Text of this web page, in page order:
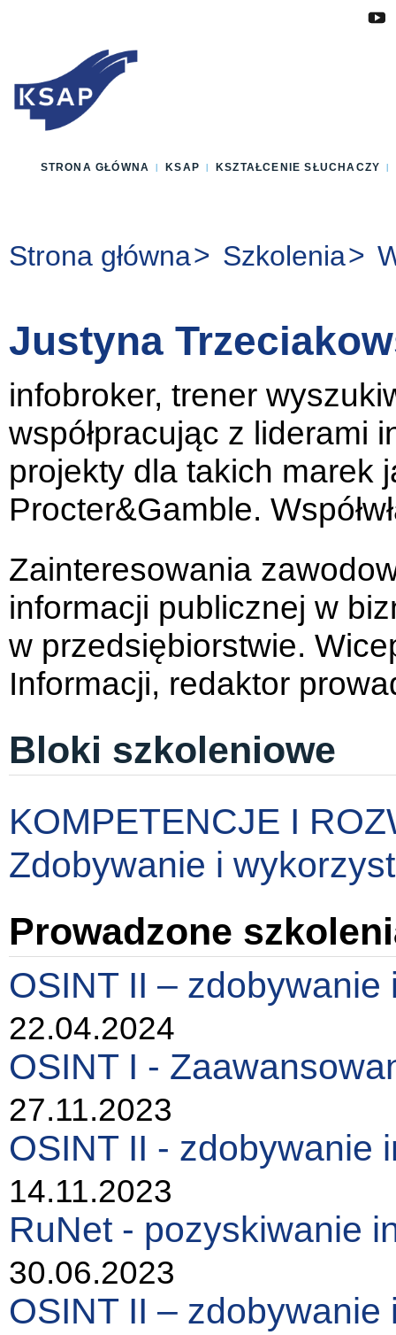
STRONA GŁÓWNA KSAP KSZTAŁCENIE SŁUCHACZY
Jesteś tutaj:
Strona główna Szkolenia
Justyna
infobroker, trener
współpracując z liderami
projekty dla takich marek
Procter&Gamble.
Zainteresowania
informacji publicznej w
w przedsiębiorstwie.
Informacji, redaktor
Bloki szkoleniowe
KOMPETENCJE I
Zdobywanie i
Prowadzone
OSINT II – zdobywanie
22.04.2024
OSINT I -
27.11.2023
OSINT II - zdobywanie
14.11.2023
RuNet - pozyskiwanie
30.06.2023
OSINT II – zdobywanie